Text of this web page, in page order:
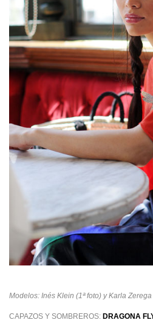
Modelos: Inés Klein (1ª foto) y Karla Zerega
CAPAZOS Y SOMBREROS: DRAGONA